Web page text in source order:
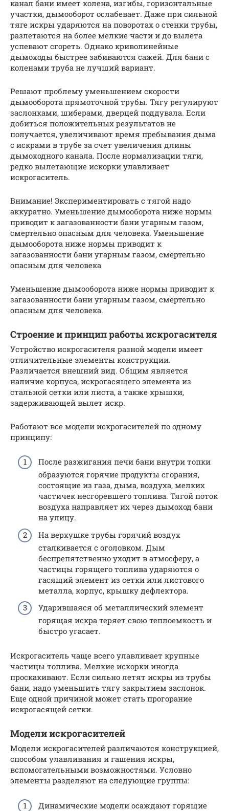
канал бани имеет колена, изгибы, горизонтальные
участки, дымооборот ослабевает. Даже при сильной
тяге искры ударяются на поворотах о стенки трубы,
разлетаются на более мелкие части и до вылета
успевают сгореть. Однако криволинейные
дымоходы быстрее забиваются сажей. Для бани с
коленами труба не лучший вариант.
Решают проблему уменьшением скорости
дымооборота прямоточной трубы. Тягу регулируют
заслонками, шиберами, дверцей поддувала. Если
добиться положительных результатов не
получается, увеличивают время пребывания дыма
с искрами в трубе за счет увеличения длины
дымоходного канала. После нормализации тяги,
редко вылетающие искорки улавливает
искрогаситель.
Внимание! Экспериментировать с тягой надо
аккуратно. Уменьшение дымооборота ниже нормы
приводит к загазованности бани угарным газом,
смертельно опасным для человека. Уменьшение
дымооборота ниже нормы приводит к
загазованности бани угарным газом, смертельно
опасным для человека
Уменьшение дымооборота ниже нормы приводит к
загазованности бани угарным газом, смертельно
опасным для человека.
Строение и принцип работы искрогасителя
Устройство искрогасителя разной модели имеет
отличительные элементы конструкции.
Различается внешний вид. Общим является
наличие корпуса, искрогасящего элемента из
стальной сетки или листа, а также крышки,
задерживающей вылет искр.
Работают все модели искрогасителей по одному
принципу:
После разжигания печи бани внутри топки
образуются горячие продукты сгорания,
состоящие из газа, дыма, воздуха, мелких
частичек несгоревшего топлива. Тягой поток
воздуха направляет их через дымоход бани
на улицу.
На верхушке трубы горячий воздух
сталкивается с оголовком. Дым
беспрепятственно уходит в атмосферу, а
частицы горящего топлива ударяются о
гасящий элемент из сетки или листового
металла, корпус, крышку дефлектора.
Ударившаяся об металлический элемент
горящая искра теряет свою теплоемкость и
быстро угасает.
Искрогаситель чаще всего улавливает крупные
частицы топлива. Мелкие искорки иногда
проскакивают. Если сильно летят искры из трубы
бани, надо уменьшить тягу закрытием заслонок.
Еще одной причиной может стать прогорание
искрогасящей сетки.
Модели искрогасителей
Модели искрогасителей различаются конструкцией,
способом улавливания и гашения искры,
вспомогательными возможностями. Условно
элементы разделяют на следующие группы:
Динамические модели осаждают горящие